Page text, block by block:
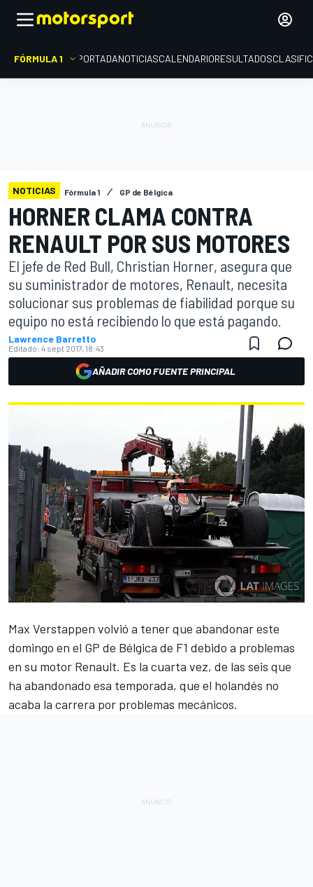
FÓRMULA 1 PORTADANOTICIASCALENDARIORESULTADOS
NOTICIAS Fórmula 1 GP de Bélgica
HORNER CLAMA CONTRA
RENAULT POR SUS MOTORES
El jefe de Red Bull, Christian Horner, asegura que
su suministrador de motores, Renault, necesita
solucionar sus problemas de fiabilidad porque su
equipo no está recibiendo lo que está pagando.
Lawrence Barretto
Editado: 4 sept 2017, 18:43
AÑADIR COMO FUENTE PRINCIPAL
Max Verstappen volvió a tener que abandonar este
domingo en el GP de Bélgica de F1 debido a problemas
en su motor Renault. Es la cuarta vez, de las seis que
ha abandonado esa temporada, que el holandés no
acaba la carrera por problemas mecánicos.